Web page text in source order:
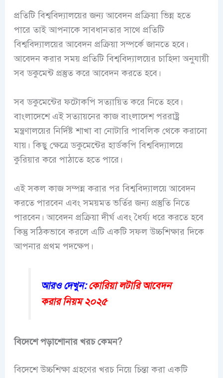
প্রতিটি বিশ্ববিদ্যালয়ের জন্য আবেদন প্রক্রিয়া ভিন্ন হতে
পারে তাই আপনাকে সাবধানতার সাথে প্রতিটি
বিশ্ববিদ্যালয়ের আবেদন প্রক্রিয়া সম্পর্কে জানতে হবে।
আবেদন করার সময় প্রতিটি বিশ্ববিদ্যালয়ের চাহিদা অনুযায়ী
সব ডকুমেন্ট প্রস্তুত করে আবেদন করতে হবে।
সব ডকুমেন্টের ফটোকপি সত্যায়িত করে নিতে হবে।
বাংলাদেশে এই সত্যায়নের কাজ বাংলাদেশ পররাষ্ট্র
মন্ত্রণালয়ের নির্দিষ্ট শাখা বা নোটারি পাবলিক থেকে করানো
যায়। কিছু ক্ষেত্রে ডকুমেন্টের হার্ডকপি বিশ্ববিদ্যালয়ে
কুরিয়ার করে পাঠাতে হতে পারে।
এই সকল কাজ সম্পন্ন করার পর বিশ্ববিদ্যালয়ে আবেদন
করতে পারবেন এবং সময়মত ভর্তির জন্য প্রস্তুতি নিতে
পারবেন। আবেদন প্রক্রিয়া দীর্ঘ এবং ধৈর্য্য ধরে করতে হবে
কিন্তু সঠিকভাবে করলে এটি একটি সফল উচ্চশিক্ষার দিকে
আপনার প্রথম পদক্ষেপ।
আরও দেখুন: কোরিয়া লটারি আবেদন
করার নিয়ম ২০২৫
বিদেশে পড়াশোনার খরচ কেমন?
বিদেশে উচ্চশিক্ষা গ্রহণের খরচ নিয়ে চিন্তা করা একটি